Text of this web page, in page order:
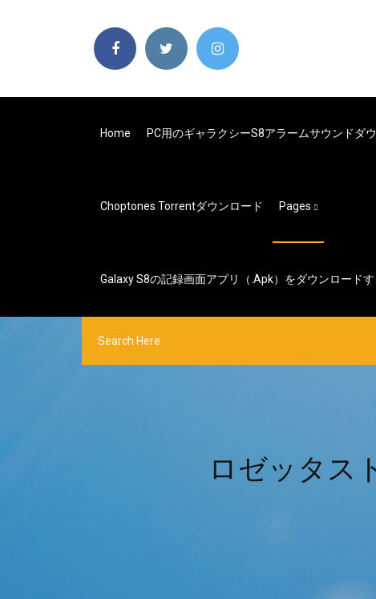
Home PC用のギャラクシーS8アラームサウンドダ
Choptones Torrentダウンロード Pages
Galaxy S8の記録画面アプリ（.apk）をダウンロードす
ロゼッタス